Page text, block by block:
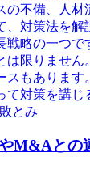
の不備、人材
、対策法を
戦略の一つで
は限りません
スもありま
て対策を講
とみ
M&Aとの